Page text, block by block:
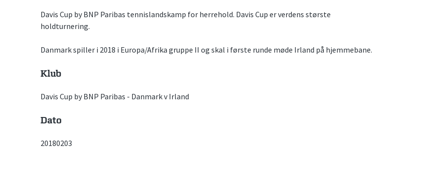
Davis Cup by BNP Paribas tennislandskamp for herrehold. Davis Cup er verdens største
holdturnering.
Danmark spiller i 2018 i Europa/Afrika gruppe II og skal i første runde møde Irland på hjemmebane.
Klub
Davis Cup by BNP Paribas - Danmark v Irland
Dato
20180203